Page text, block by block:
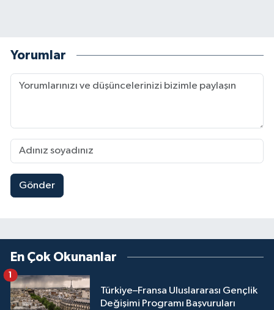
Yorumlar
Gönder
En Çok Okunanlar
Türkiye–Fransa Uluslararası Gençlik
Değişimi Programı Başvuruları
1